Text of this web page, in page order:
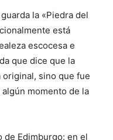
la «Piedra del
está
escocesa e
que dice que la
sino que fue
momento de la
de Edimburgo: en el